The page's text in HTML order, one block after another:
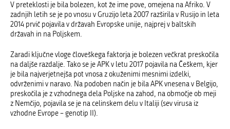
V preteklosti je bila bolezen, kot že ime pove, omejena na Afriko. V
zadnjih letih se je po vnosu v Gruzijo leta 2007 razširila v Rusijo in leta
2014 prvič pojavila v državah Evropske unije, najprej v baltskih
državah in na Poljskem.
Zaradi ključne vloge človeškega faktorja je bolezen večkrat preskočila
na daljše razdalje. Tako se je APK v letu 2017 pojavila na Češkem, kjer
je bila najverjetnejša pot vnosa z okuženimi mesnimi izdelki,
odvrženimi v naravo. Na podoben način je bila APK vnesena v Belgijo,
preskočila je z vzhodnega dela Poljske na zahod, na območje ob meji
z Nemčijo, pojavila se je na celinskem delu v Italiji (sev virusa iz
vzhodne Evrope – genotip II).